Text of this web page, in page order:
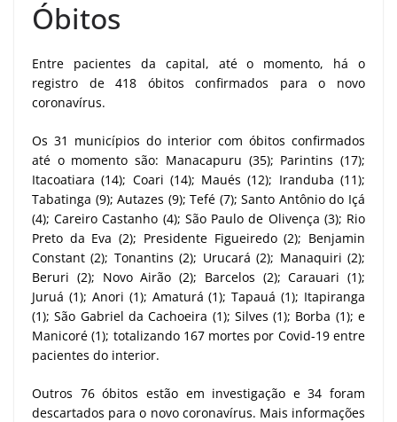
Óbitos
Entre pacientes da capital, até o momento, há o
registro de 418 óbitos confirmados para o novo
coronavírus.
Os 31 municípios do interior com óbitos confirmados
até o momento são: Manacapuru (35); Parintins (17);
Itacoatiara (14); Coari (14); Maués (12); Iranduba (11);
Tabatinga (9); Autazes (9); Tefé (7); Santo Antônio do Içá
(4); Careiro Castanho (4); São Paulo de Olivença (3); Rio
Preto da Eva (2); Presidente Figueiredo (2); Benjamin
Constant (2); Tonantins (2); Urucará (2); Manaquiri (2);
Beruri (2); Novo Airão (2); Barcelos (2); Carauari (1);
Juruá (1); Anori (1); Amaturá (1); Tapauá (1); Itapiranga
(1); São Gabriel da Cachoeira (1); Silves (1); Borba (1); e
Manicoré (1); totalizando 167 mortes por Covid-19 entre
pacientes do interior.
Outros 76 óbitos estão em investigação e 34 foram
descartados para o novo coronavírus. Mais informações